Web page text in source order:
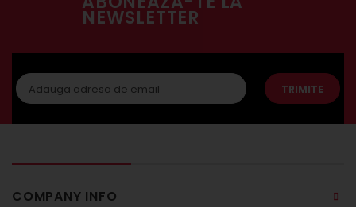
NEWSLETTER
TRIMITE
COMPANY INFO